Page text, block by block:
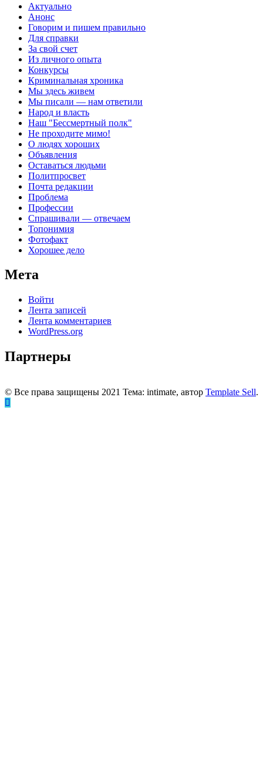
Актуально
Анонс
Говорим и пишем правильно
Для справки
За свой счет
Из личного опыта
Конкурсы
Криминальная хроника
Мы здесь живем
Мы писали — нам ответили
Народ и власть
Наш "Бессмертный полк"
Не проходите мимо!
О людях хороших
Объявления
Оставаться людьми
Политпросвет
Почта редакции
Проблема
Профессии
Спрашивали — отвечаем
Топонимия
Фотофакт
Хорошее дело
Мета
Войти
Лента записей
Лента комментариев
WordPress.org
Партнеры
© Все права защищены 2021 Тема: intimate, автор Template Sell.